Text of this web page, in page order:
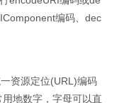
编码、dec
资源定位(URL)编码
地数字，字母可以直